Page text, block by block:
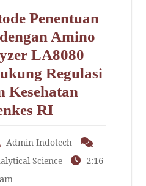
Penentuan
Amino
LA8080
Regulasi
Kesehatan
RI
Admin Indotech
Science
2:16
am